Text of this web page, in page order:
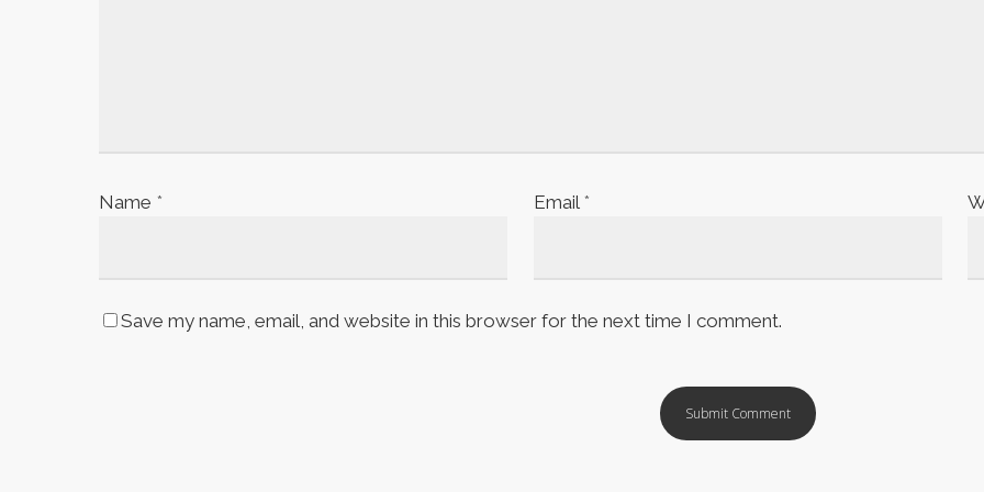
Name * Email *
Save my name, email, and website in this browser for the next time I comment.